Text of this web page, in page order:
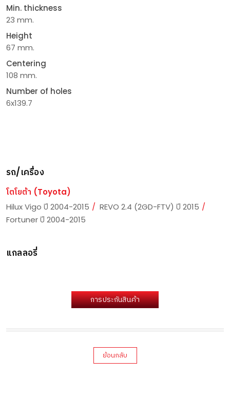
Min. thickness
23 mm.
Height
67 mm.
Centering
108 mm.
Number of holes
6x139.7
รถ/เครื่อง
โตโยต้า (Toyota)
Hilux Vigo ปี 2004-2015
REVO 2.4 (2GD-FTV) ปี 2015
Fortuner ปี 2004-2015
แกลลอรี่
การประกันสินค้า
ย้อนกลับ